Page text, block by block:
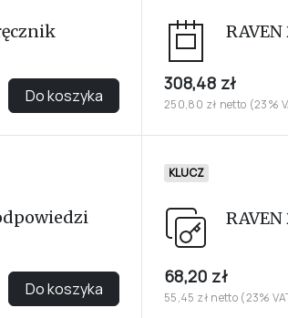
Do koszyka
308,48 zł
250,80 zł netto (23%
Do koszyka
KLUCZ
68,20 zł
55,45 zł netto (23%